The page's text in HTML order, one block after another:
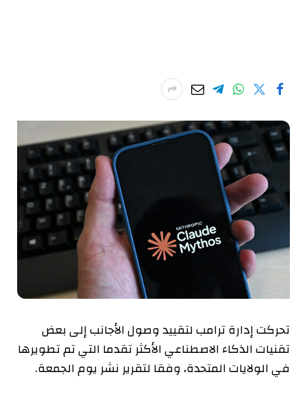
تحركت إدارة ترامب لتقييد وصول الأجانب إلى بعض
تقنيات الذكاء الاصطناعي الأكثر تقدما التي تم تطويرها
في الولايات المتحدة، وفقا لتقرير نشر يوم الجمعة.